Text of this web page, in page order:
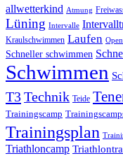
allwetterkind Atmung
Lüning Intervalle
Kraulschwimmen Laufen
Schneller schwimmen
Schwimmen
T3Technik Teide
Trainingscamp
Trainingsplan
Triathloncamp